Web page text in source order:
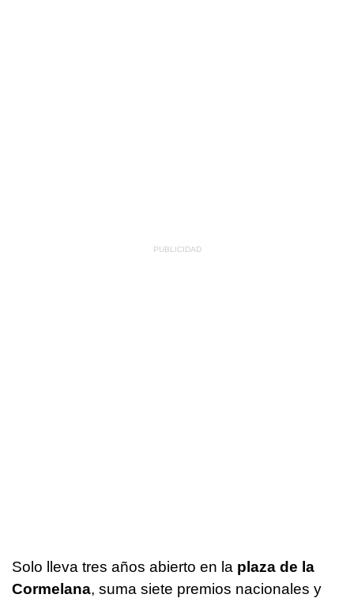
Solo lleva tres años abierto en la plaza de la
Cormelana, suma siete premios nacionales y